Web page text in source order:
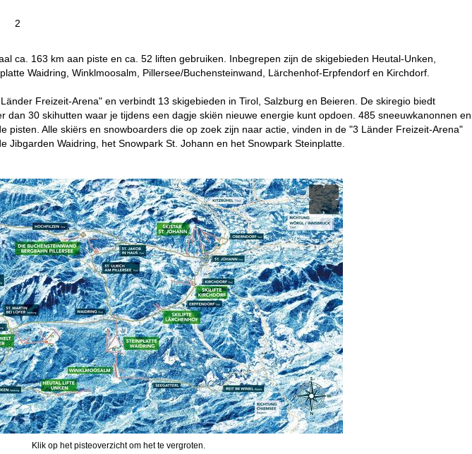
Advies
2
ca. 163 km aan piste en ca. 52 liften gebruiken. Inbegrepen zijn de skigebieden Heutal-Unken,
Waidring, Winklmoosalm, Pillersee/Buchensteinwand, Lärchenhof-Erpfendorf en Kirchdorf.
Freizeit-Arena" en verbindt 13 skigebieden in Tirol, Salzburg en Beieren. De skiregio biedt
dan 30 skihutten waar je tijdens een dagje skiën nieuwe energie kunt opdoen. 485 sneeuwkanonnen en
pisten. Alle skiërs en snowboarders die op zoek zijn naar actie, vinden in de "3 Länder Freizeit-Arena"
Jibgarden Waidring, het Snowpark St. Johann en het Snowpark Steinplatte.
Klik op het pisteoverzicht om het te vergroten.